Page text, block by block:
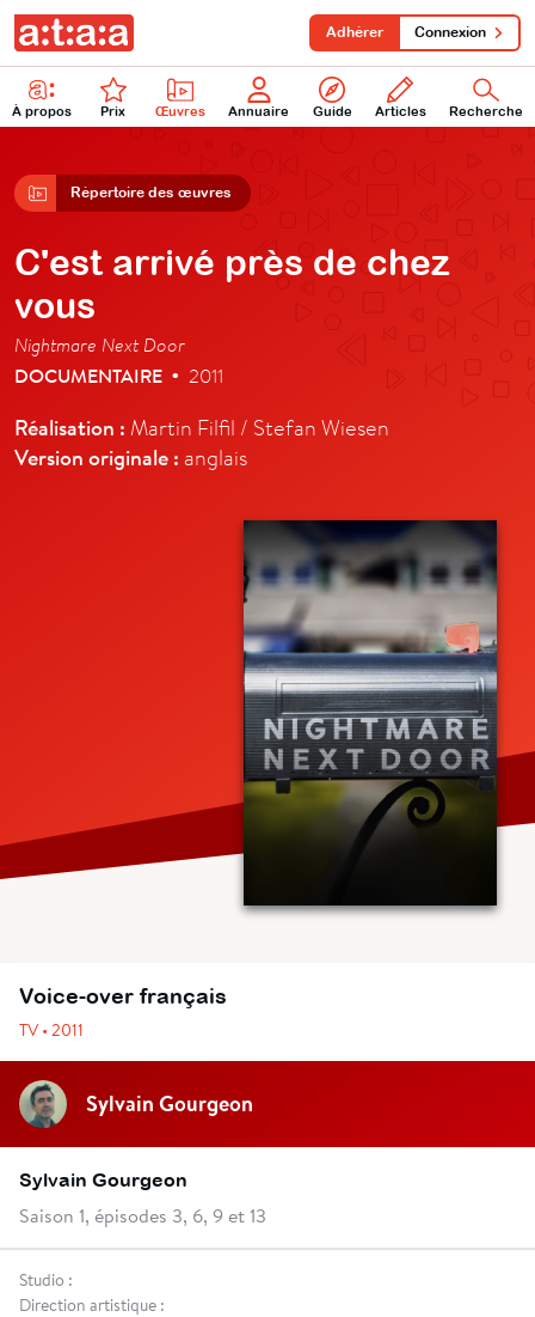
À propos Prix Œuvres Annuaire Guide Articles Recherche
Adhérer Connexion
Répertoire des œuvres
C'est arrivé près de chez
vous
Nightmare Next Door
DOCUMENTAIRE • 2011
Réalisation : Martin Filfil / Stefan Wiesen
Version originale : anglais
Voice-over français
TV • 2011
Sylvain Gourgeon
Sylvain Gourgeon
Saison 1, épisodes 3, 6, 9 et 13
Studio :
Direction artistique :